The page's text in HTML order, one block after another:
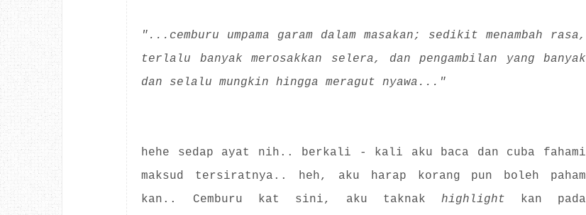
"...cemburu umpama garam dalam masakan; sedikit menambah rasa,
terlalu banyak merosakkan selera, dan pengambilan yang banyak
dan selalu mungkin hingga meragut nyawa..."
hehe sedap ayat nih.. berkali - kali aku baca dan cuba fahami
maksud tersiratnya.. heh, aku harap korang pun boleh paham
kan.. Cemburu kat sini, aku taknak highlight kan pada